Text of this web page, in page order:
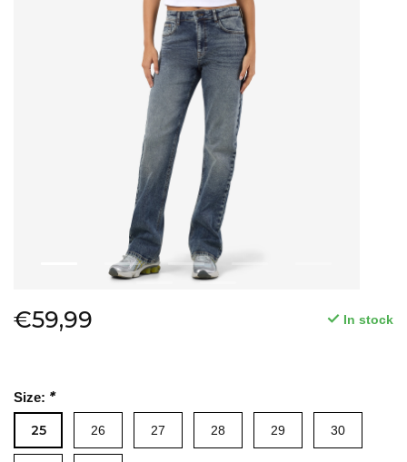
€59,99 In stock
Read more
Size: *
25 26 27 28 29 30